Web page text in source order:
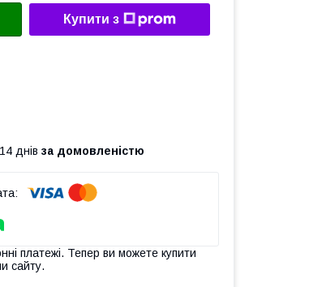
Купити з
днів за домовленістю
платежі. Тепер ви можете купити
сайту.